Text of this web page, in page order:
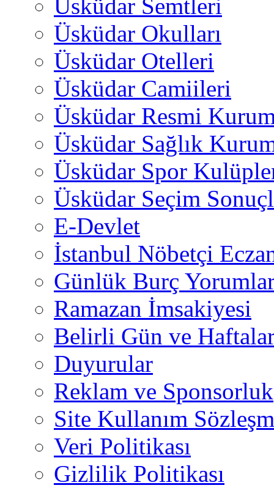
Üsküdar Semtleri
Üsküdar Okulları
Üsküdar Otelleri
Üsküdar Camiileri
Üsküdar Resmi
Üsküdar Sağlık
Üsküdar Spor
Üsküdar Seçim
E-Devlet
İstanbul Nöbetçi
Günlük Burç
Ramazan İmsakiyesi
Belirli Gün ve
Duyurular
Reklam ve Sponsorluk
Site Kullanım
Veri Politikası
Gizlilik Politikası